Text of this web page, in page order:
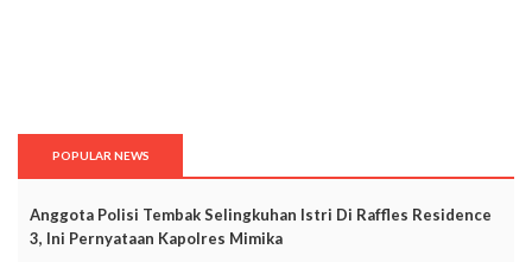
POPULAR NEWS
Anggota Polisi Tembak Selingkuhan Istri Di Raffles Residence
3, Ini Pernyataan Kapolres Mimika